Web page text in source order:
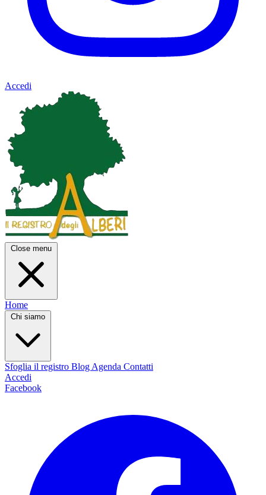
Accedi
Close menu
Home
Chi siamo
Sfoglia il registro Blog Agenda Contatti
Accedi
Facebook